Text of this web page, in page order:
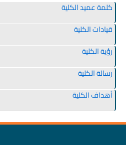
كلمة عميد الكلية
قيادات الكلية
رؤية الكلية
رسالة الكلية
أهداف الكلية